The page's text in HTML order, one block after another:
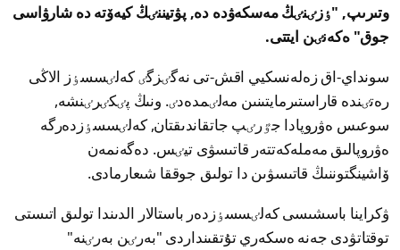
وتىرىپ, "ٶزٸنٸڭ مەسكەۋدە دە, پۋتيننٸڭ كيەۆتە دە شارۋاسى
جوق" ەكەنٸن ايتتى.
سونداي-اق زەلەنسكيي اقش-تى نەگٸزگٸ كەلٸسسٶز الاڭى
رەتٸندە قاراستىرمايتىنىن مەلٸمدەدٸ. ونىڭ پٸكٸرٸنشە,
سوعىس ەۋروپادا جٷرٸپ جاتقاندىقتان, كەلٸسسٶزدەرگە
ەۋروپالىق مەملەكەتتەر قاتىسۋى تيٸس. دەگەنمەن
ۆاشينگتوننىڭ قاتىسۋىن دا تولىق جوققا شىعارمادى.
ۋكراينا باسشىسى كەلٸسسٶزدەر باستالار الدىندا تولىق اتىستى
توقتاتۋدى جەنە ەسكەري تۇتقىنداردى "بەرٸن بەرٸنە"